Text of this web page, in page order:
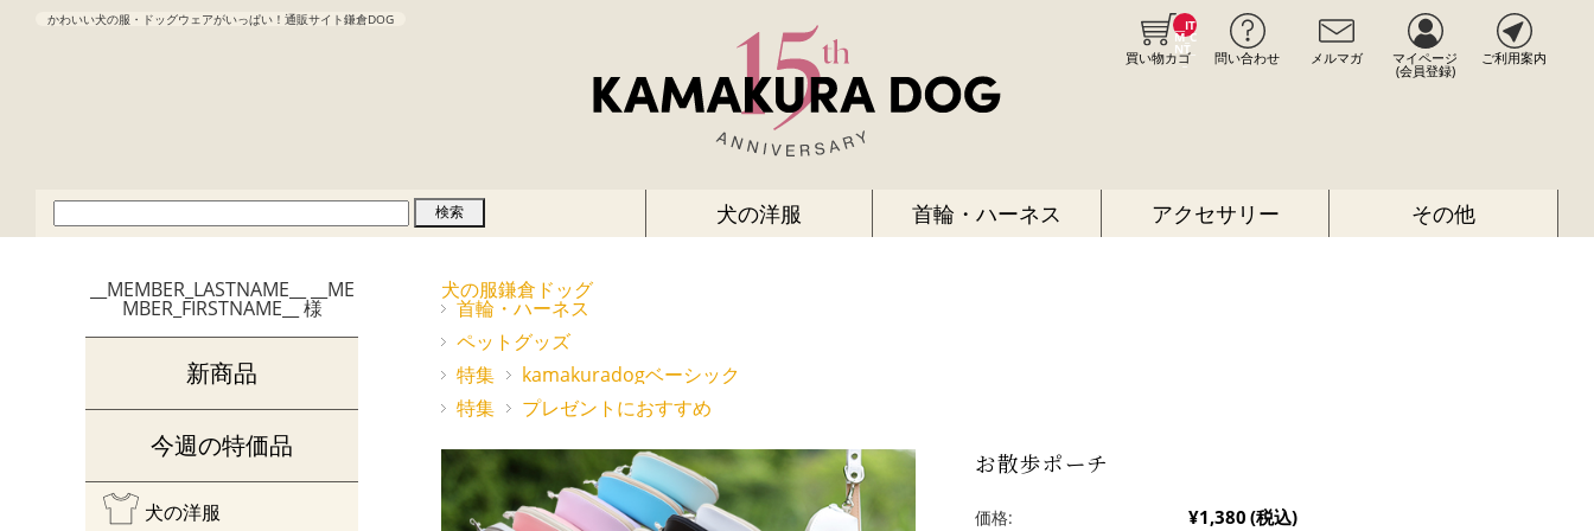
かわいい犬の服・ドッグウェアがいっぱい！通販サイト鎌倉DOG __IT
M_C
NT_
_
買い物カゴ 問い合わせ メルマガ マイページ
(会員登録)
ご利用案内
犬の洋服 首輪・ハーネス アクセサリー その他
犬の服鎌倉ドッグ
首輪・ハーネス
ペットグッズ
特集
kamakuradogベーシック
特集
プレゼントにおすすめ
お散歩ポーチ
価格: ¥1,380(税込)
__MEMBER_LASTNAME__ __ME
MBER_FIRSTNAME__ 様
新商品
今週の特価品
犬の洋服